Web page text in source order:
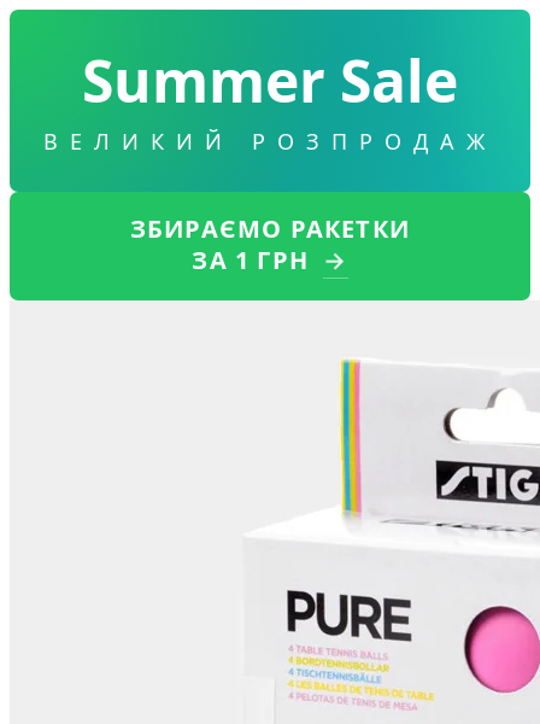
Summer Sale
ВЕЛИКИЙ РОЗПРОДАЖ
ЗБИРАЄМО РАКЕТКИ
ЗА 1 ГРН →